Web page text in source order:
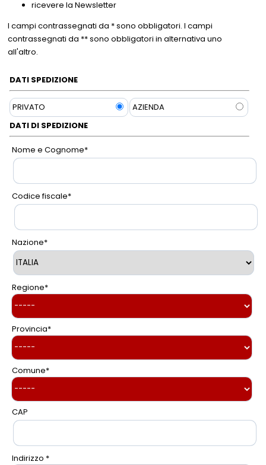
Campania - Basilicata - Calabria
Sicilia - Sardegna
Francia
Sanpellegrino
Cialde Lavazza compatibili Nespresso®*
Confetture, miele, creme di cacao
Latte
Aceto
Olio
Pomodoro
Igiene e cura persona
Igiene e pulizia
Prodotti di carta e plastica
Prodotti per animali
Carta ufficio e stampanti
Diffusori-Profumatori-Deodoranti-
Candele
ricevere la Newsletter
I campi contrassegnati da * sono obbligatori. I campi
contrassegnati da ** sono obbligatori in alternativa uno
all'altro.
DATI SPEDIZIONE
PRIVATO
AZIENDA
DATI DI SPEDIZIONE
Nome e Cognome*
Codice fiscale*
Nazione*
Regione*
Provincia*
Comune*
CAP
Indirizzo *